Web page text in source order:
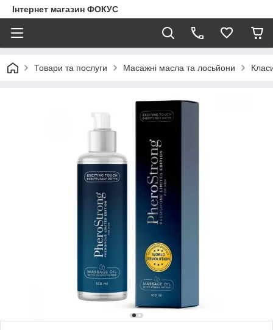
Інтернет магазин ФОКУС
Товари та послуги Масажні масла та лосьйони